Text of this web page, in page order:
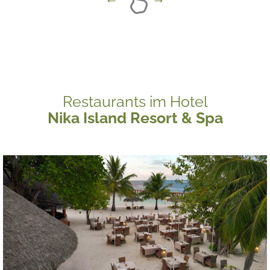
Restaurants im Hotel
Nika Island Resort & Spa